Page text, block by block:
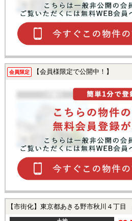
会員限定 【会員様限定で公開中！】
【市街化】東京都あきる野市秋川４丁